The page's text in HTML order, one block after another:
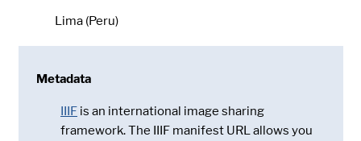
Lima (Peru)
Metadata
IIIF is an international image sharing
framework. The IIIF manifest URL allows you